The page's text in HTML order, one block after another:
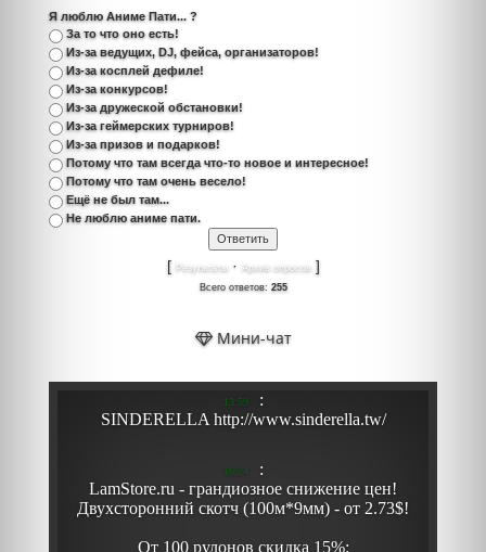
Я люблю Аниме Пати... ?
За то что оно есть!
Из-за ведущих, DJ, фейса, организаторов!
Из-за косплей дефиле!
Из-за конкурсов!
Из-за дружеской обстановки!
Из-за геймерских турниров!
Из-за призов и подарков!
Потому что там всегда что-то новое и интересное!
Потому что там очень весело!
Ещё не был там...
Не люблю аниме пати.
[ Результаты · Архив опросов]
Всего ответов: 255
Мини-чат